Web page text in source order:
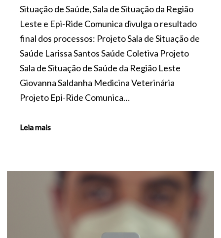
Situação de Saúde, Sala de Situação da Região
Leste e Epi-Ride Comunica divulga o resultado
final dos processos: Projeto Sala de Situação de
Saúde Larissa Santos Saúde Coletiva Projeto
Sala de Situação de Saúde da Região Leste
Giovanna Saldanha Medicina Veterinária
Projeto Epi-Ride Comunica…
Leia mais